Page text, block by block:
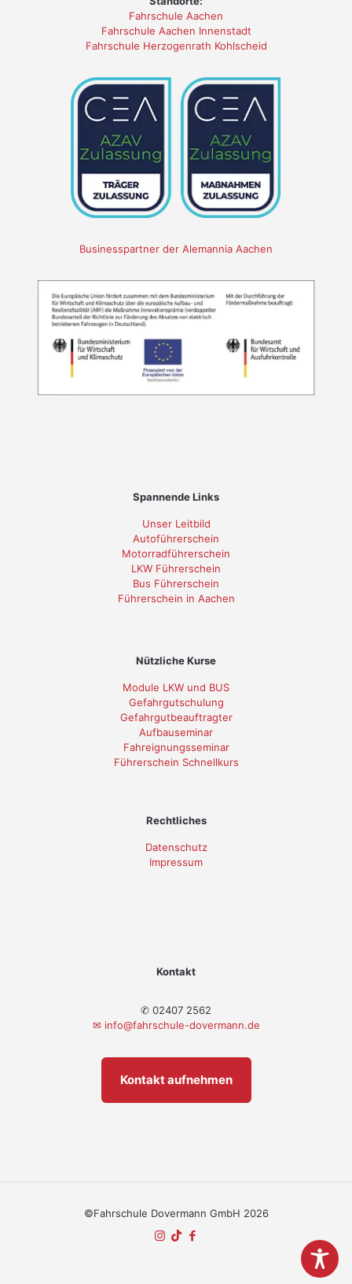
Fahrschule Aachen
Fahrschule Aachen Innenstadt
Fahrschule Herzogenrath Kohlscheid
Businesspartner der Alemannia Aachen
Spannende Links
Unser Leitbild
Autoführerschein
Motorradführerschein
LKW Führerschein
Bus Führerschein
Führerschein in Aachen
Nützliche Kurse
Module LKW und BUS
Gefahrgutschulung
Gefahrgutbeauftragter
Aufbauseminar
Fahreignungsseminar
Führerschein Schnellkurs
Rechtliches
Datenschutz
Impressum
Kontakt
✆ 02407 2562
✉ info@fahrschule-dovermann.de
Kontakt aufnehmen
©Fahrschule Dovermann GmbH 2026